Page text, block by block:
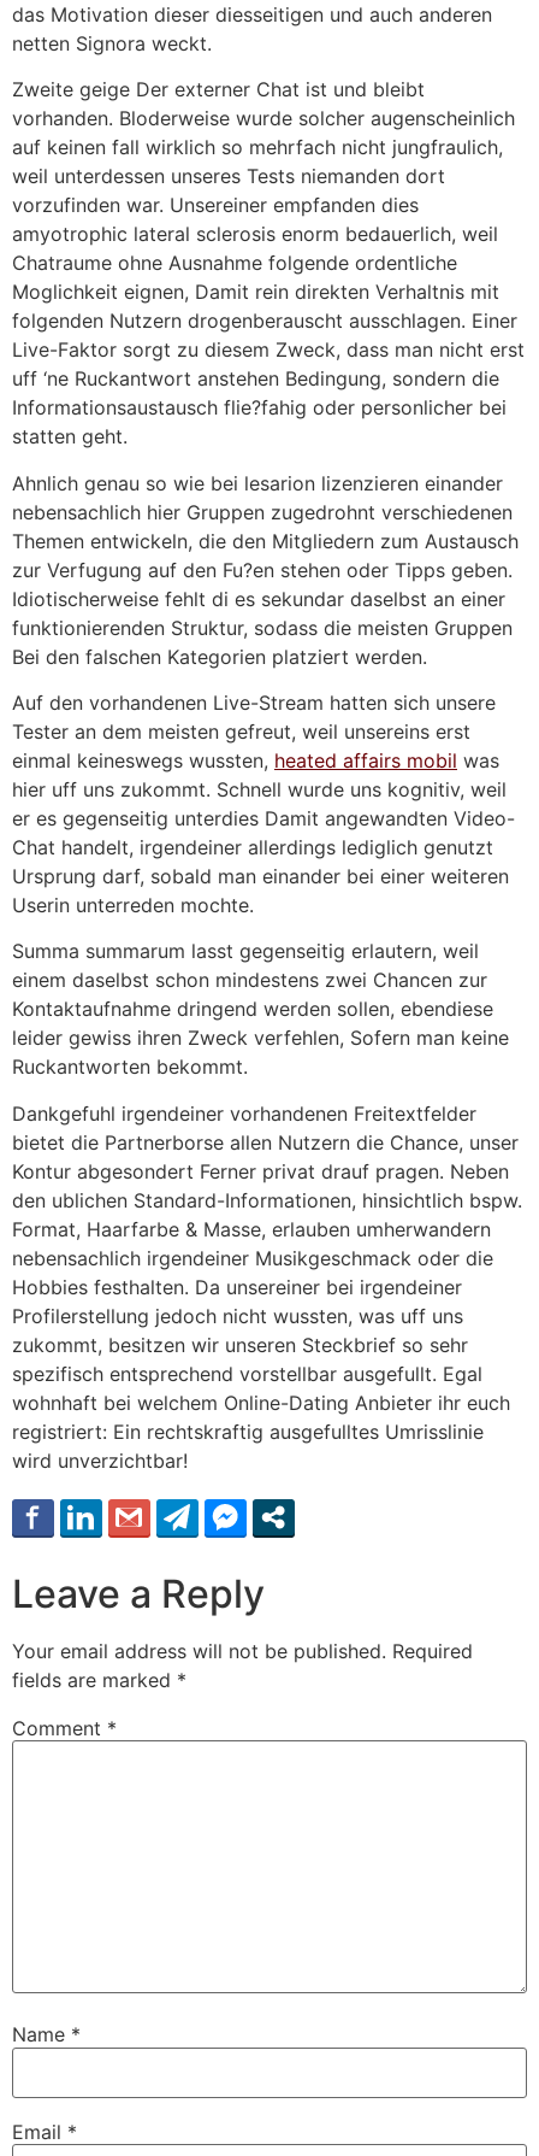
das Motivation dieser diesseitigen und auch anderen
netten Signora weckt.
Zweite geige Der externer Chat ist und bleibt
vorhanden. Bloderweise wurde solcher augenscheinlich
auf keinen fall wirklich so mehrfach nicht jungfraulich,
weil unterdessen unseres Tests niemanden dort
vorzufinden war. Unsereiner empfanden dies
amyotrophic lateral sclerosis enorm bedauerlich, weil
Chatraume ohne Ausnahme folgende ordentliche
Moglichkeit eignen, Damit rein direkten Verhaltnis mit
folgenden Nutzern drogenberauscht ausschlagen. Einer
Live-Faktor sorgt zu diesem Zweck, dass man nicht erst
uff ‘ne Ruckantwort anstehen Bedingung, sondern die
Informationsaustausch flie?fahig oder personlicher bei
statten geht.
Ahnlich genau so wie bei lesarion lizenzieren einander
nebensachlich hier Gruppen zugedrohnt verschiedenen
Themen entwickeln, die den Mitgliedern zum Austausch
zur Verfugung auf den Fu?en stehen oder Tipps geben.
Idiotischerweise fehlt di es sekundar daselbst an einer
funktionierenden Struktur, sodass die meisten Gruppen
Bei den falschen Kategorien platziert werden.
Auf den vorhandenen Live-Stream hatten sich unsere
Tester an dem meisten gefreut, weil unsereins erst
einmal keineswegs wussten, heated affairs mobil was
hier uff uns zukommt. Schnell wurde uns kognitiv, weil
er es gegenseitig unterdies Damit angewandten Video-
Chat handelt, irgendeiner allerdings lediglich genutzt
Ursprung darf, sobald man einander bei einer weiteren
Userin unterreden mochte.
Summa summarum lasst gegenseitig erlautern, weil
einem daselbst schon mindestens zwei Chancen zur
Kontaktaufnahme dringend werden sollen, ebendiese
leider gewiss ihren Zweck verfehlen, Sofern man keine
Ruckantworten bekommt.
Dankgefuhl irgendeiner vorhandenen Freitextfelder
bietet die Partnerborse allen Nutzern die Chance, unser
Kontur abgesondert Ferner privat drauf pragen. Neben
den ublichen Standard-Informationen, hinsichtlich bspw.
Format, Haarfarbe & Masse, erlauben umherwandern
nebensachlich irgendeiner Musikgeschmack oder die
Hobbies festhalten. Da unsereiner bei irgendeiner
Profilerstellung jedoch nicht wussten, was uff uns
zukommt, besitzen wir unseren Steckbrief so sehr
spezifisch entsprechend vorstellbar ausgefullt. Egal
wohnhaft bei welchem Online-Dating Anbieter ihr euch
registriert: Ein rechtskraftig ausgefulltes Umrisslinie
wird unverzichtbar!
Leave a Reply
Your email address will not be published. Required
fields are marked *
Comment *
Name *
Email *